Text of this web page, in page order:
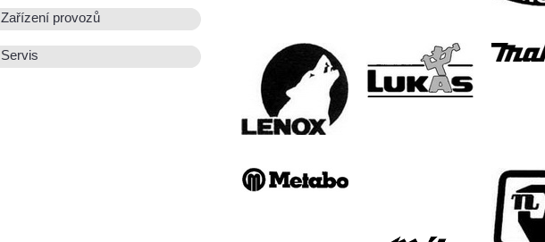
Zařízení provozů
Servis